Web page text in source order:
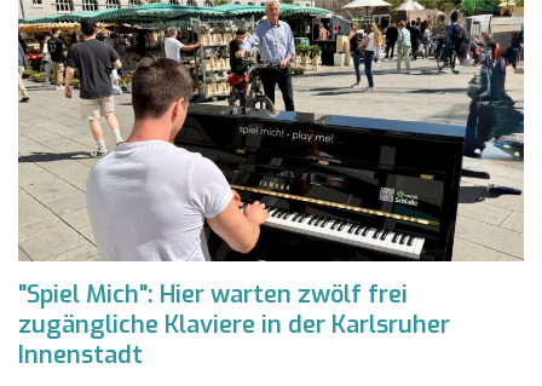
"Spiel Mich": Hier warten zwölf frei
zugängliche Klaviere in der Karlsruher
Innenstadt